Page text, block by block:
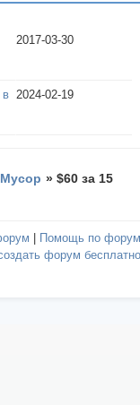
2017-03-30
в 2024-02-19
Мусор »$60 за 15
Помощь по